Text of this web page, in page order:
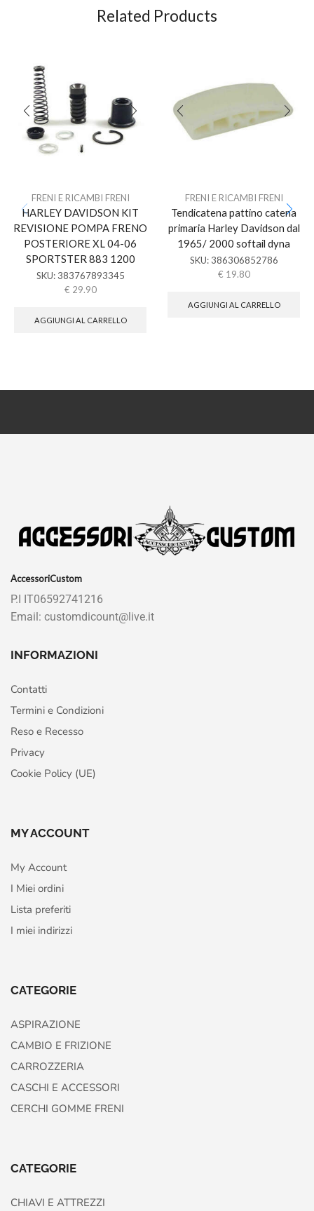
Related Products
FRENI E RICAMBI FRENI
HARLEY DAVIDSON KIT
REVISIONE POMPA FRENO
POSTERIORE XL 04-06
SPORTSTER 883 1200
SKU: 383767893345
€ 29.90
AGGIUNGI AL CARRELLO
FRENI E RICAMBI FRENI
Tendicatena pattino catena
primaria Harley Davidson dal
1965/ 2000 softail dyna
SKU: 386306852786
€ 19.80
AGGIUNGI AL CARRELLO
AccessoriCustom
P.I IT06592741216
Email: customdicount@live.it
INFORMAZIONI
Contatti
Termini e Condizioni
Reso e Recesso
Privacy
Cookie Policy (UE)
MY ACCOUNT
My Account
I Miei ordini
Lista preferiti
I miei indirizzi
CATEGORIE
ASPIRAZIONE
CAMBIO E FRIZIONE
CARROZZERIA
CASCHI E ACCESSORI
CERCHI GOMME FRENI
CATEGORIE
CHIAVI E ATTREZZI